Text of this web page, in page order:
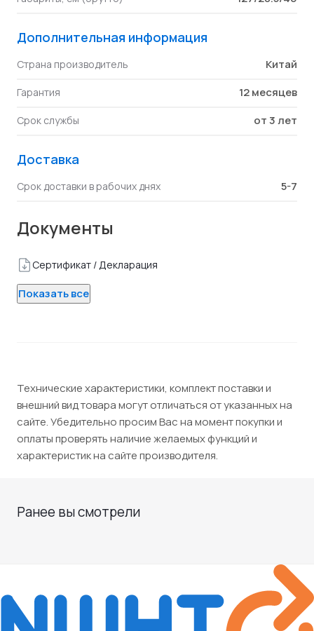
Дополнительная информация
Страна производитель Китай
Гарантия 12 месяцев
Срок службы от 3 лет
Доставка
Срок доставки в рабочих днях 5-7
Документы
Сертификат / Декларация
Показать все
Технические характеристики, комплект поставки и
внешний вид товара могут отличаться от указанных на
сайте. Убедительно просим Вас на момент покупки и
оплаты проверять наличие желаемых функций и
характеристик на сайте производителя.
Ранее вы смотрели